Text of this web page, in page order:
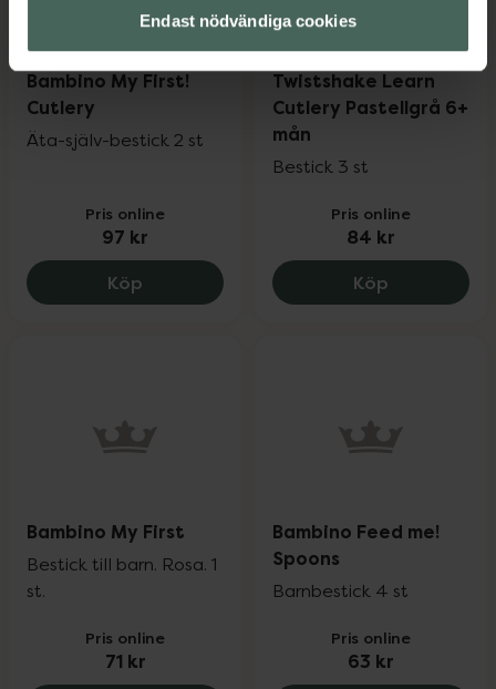
Endast nödvändiga cookies
Bambino My First!
Cutlery
Äta-själv-bestick 2 st
Pris online
97 kr
Köp Bambino My First! Cutlery, 97 kr.
Twistshake Learn
Cutlery Pastellgrå 6+
mån
Bestick 3 st
Pris online
84 kr
Köp
Bambino My First
Bestick till barn. Rosa. 1
st.
Pris online
71 kr
Bambino Feed me!
Spoons
Barnbestick 4 st
Pris online
63 kr